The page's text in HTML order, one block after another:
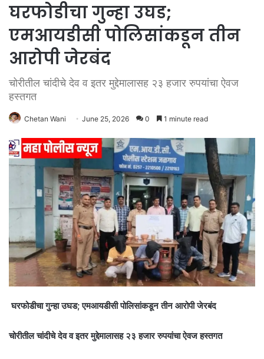
घरफोडीचा गुन्हा उघड;
एमआयडीसी पोलिसांकडून तीन
आरोपी जेरबंद
चोरीतील चांदीचे देव व इतर मुद्देमालासह २३ हजार रुपयांचा ऐवज
हस्तगत
Chetan Wani June 25, 2026 0 1 minute read
घरफोडीचा गुन्हा उघड; एमआयडीसी पोलिसांकडून तीन आरोपी जेरबंद
चोरीतील चांदीचे देव व इतर मुद्देमालासह २३ हजार रुपयांचा ऐवज हस्तगत